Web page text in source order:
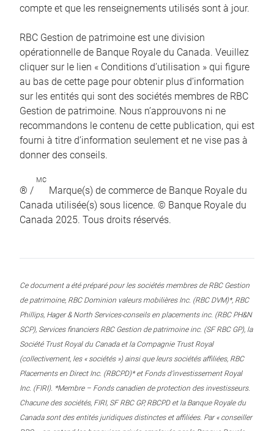
compte et que les renseignements utilisés sont à jour.
RBC Gestion de patrimoine est une division
opérationnelle de Banque Royale du Canada. Veuillez
cliquer sur le lien « Conditions d’utilisation » qui figure
au bas de cette page pour obtenir plus d’information
sur les entités qui sont des sociétés membres de RBC
Gestion de patrimoine. Nous n’approuvons ni ne
recommandons le contenu de cette publication, qui est
fourni à titre d’information seulement et ne vise pas à
donner des conseils.
® /
MC
Marque(s) de commerce de Banque Royale du
Canada utilisée(s) sous licence. © Banque Royale du
Canada 2025. Tous droits réservés.
Ce document a été préparé pour les sociétés membres de RBC Gestion
de patrimoine, RBC Dominion valeurs mobilières Inc. (RBC DVM)*, RBC
Phillips, Hager & North Services-conseils en placements inc. (RBC PH&N
SCP), Services financiers RBC Gestion de patrimoine inc. (SF RBC GP), la
Société Trust Royal du Canada et la Compagnie Trust Royal
(collectivement, les « sociétés ») ainsi que leurs sociétés affiliées, RBC
Placements en Direct Inc. (RBCPD)* et Fonds d’investissement Royal
Inc. (FIRI). *Membre – Fonds canadien de protection des investisseurs.
Chacune des sociétés, FIRI, SF RBC GP, RBCPD et la Banque Royale du
Canada sont des entités juridiques distinctes et affiliées. Par « conseiller